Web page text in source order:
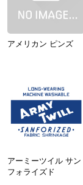
アメリカン ピンズ
アーミーツイル サン
フォライズド